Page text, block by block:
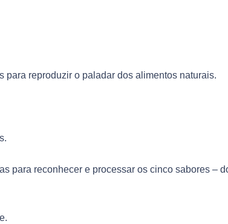
reproduzir o paladar dos alimentos naturais.
para reconhecer e processar os cinco sabores –